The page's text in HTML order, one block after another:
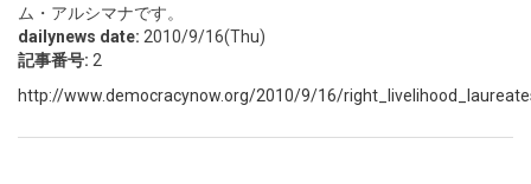
ム・アルシマナです。
dailynews date: 2010/9/16(Thu)
記事番号: 2
http://www.democracynow.org/2010/9/16/